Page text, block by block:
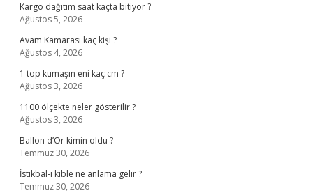
Kargo dağıtım saat kaçta bitiyor ?
Ağustos 5, 2026
Avam Kamarası kaç kişi ?
Ağustos 4, 2026
1 top kumaşın eni kaç cm ?
Ağustos 3, 2026
1100 ölçekte neler gösterilir ?
Ağustos 3, 2026
Ballon d’Or kimin oldu ?
Temmuz 30, 2026
İstikbal-i kıble ne anlama gelir ?
Temmuz 30, 2026